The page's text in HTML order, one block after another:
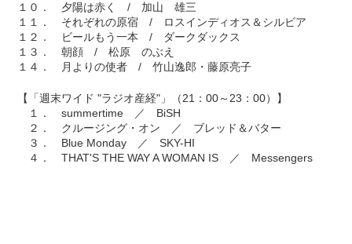
１０． 夕陽は赤く / 加山 雄三
１１． それぞれの原宿 / ロスインディオス＆シルビア
１２． ビールもう一本 / ダークダックス
１３． 朝顔 / 松原 のぶえ
１４． 月よりの使者 / 竹山逸郎・藤原亮子
【「週末ワイド "ラジオ産経"」（21：00～23：00）】
１． summertime ／ BiSH
２． クルージング・オン ／ ブレッド＆バター
３． Blue Monday ／ SKY-HI
４． THAT'S THE WAY A WOMAN IS ／ Messengers